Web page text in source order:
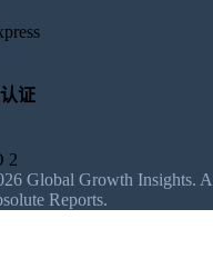
证
Global Growth Insights.
Reports.